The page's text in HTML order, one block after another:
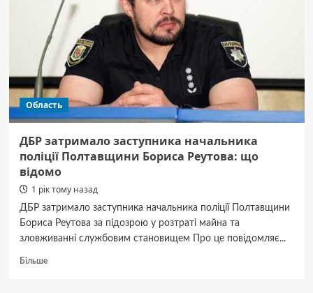
дронами,
–
ОВА
Область
ДБР затримало заступника начальника
поліції Полтавщини Бориса Реутова: що
відомо
1 рік тому назад
ДБР затримало заступника начальника поліції Полтавщини
Бориса Реутова за підозрою у розтраті майна та
зловживанні службовим становищем Про це повідомляє...
БільшеДокладніше